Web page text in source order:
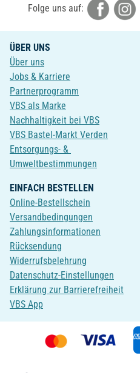
Folge uns auf:
ÜBER UNS
Über uns
Jobs & Karriere
Partnerprogramm
VBS als Marke
Nachhaltigkeit bei VBS
VBS Bastel-Markt Verden
Entsorgungs- &
Umweltbestimmungen
EINFACH BESTELLEN
Online-Bestellschein
Versandbedingungen
Zahlungsinformationen
Rücksendung
Widerrufsbelehrung
Datenschutz-Einstellungen
Erklärung zur Barrierefreiheit
VBS App